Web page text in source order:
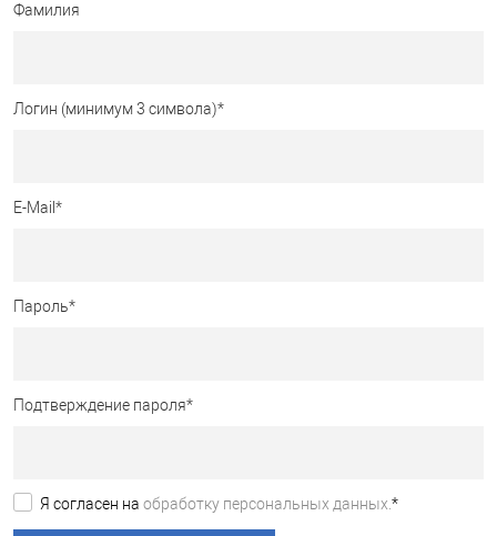
Фамилия
Логин (минимум 3 символа)*
E-Mail *
Пароль*
Подтверждение пароля*
Я согласен на обработку персональных данных. *